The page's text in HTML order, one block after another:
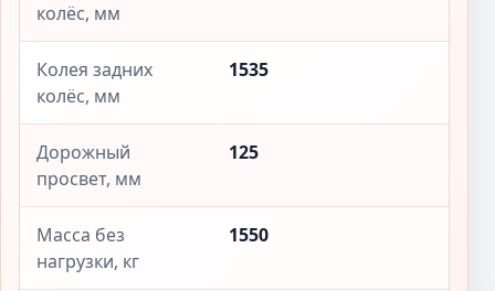
колёс, мм
Колея задних
колёс, мм
1535
Дорожный
просвет, мм
125
Масса без
нагрузки, кг
1550